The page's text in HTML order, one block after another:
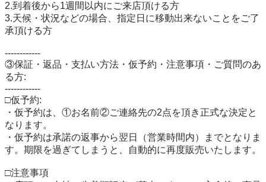
2.到着後から1週間以内にご来店頂ける方
3.天候・状況などの場合、指定日に移動出来ないことをご了
承頂ける方
------------
③保証・返品・支払い方法・仮予約・注意事項・ご質問のあ
る方:
------------
□仮予約:
・仮予約は、①お名前②ご連絡先の2点を頂き正式な決定と
なります。
・仮予約は承諾の返事から翌日（営業時間内）までとなりま
す。期限を過ぎてしまうと、自動的に再度販売いたします。
□注意事項